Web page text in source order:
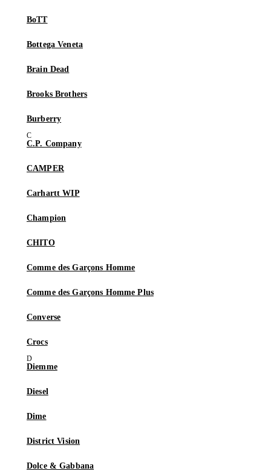
BoTT
Bottega Veneta
Brain Dead
Brooks Brothers
Burberry
C.P. Company
CAMPER
Carhartt WIP
Champion
CHITO
Comme des Garçons Homme
Comme des Garçons Homme Plus
Converse
Crocs
Diemme
Diesel
Dime
District Vision
Dolce & Gabbana